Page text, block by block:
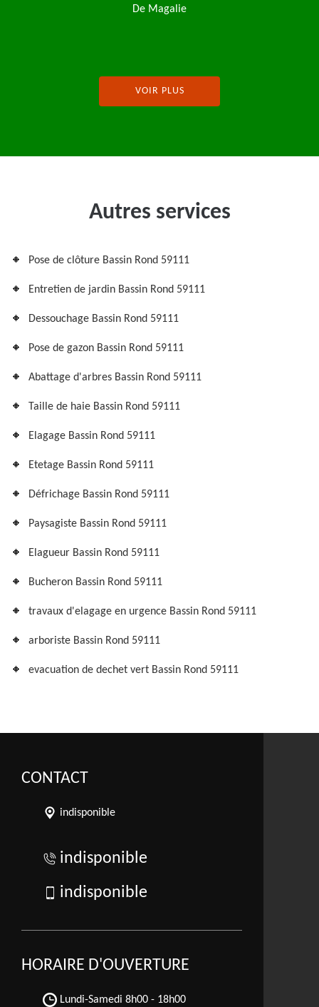
VOIR PLUS
Autres services
Pose de clôture Bassin Rond 59111
Entretien de jardin Bassin Rond 59111
Dessouchage Bassin Rond 59111
Pose de gazon Bassin Rond 59111
Abattage d'arbres Bassin Rond 59111
Taille de haie Bassin Rond 59111
Elagage Bassin Rond 59111
Etetage Bassin Rond 59111
Défrichage Bassin Rond 59111
Paysagiste Bassin Rond 59111
Elagueur Bassin Rond 59111
Bucheron Bassin Rond 59111
travaux d'elagage en urgence Bassin Rond 59111
arboriste Bassin Rond 59111
evacuation de dechet vert Bassin Rond 59111
CONTACT
indisponible
indisponible
indisponible
HORAIRE D'OUVERTURE
Lundi-Samedi 8h00 - 18h00